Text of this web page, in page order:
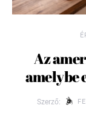
Az
amelybe
Szerző: